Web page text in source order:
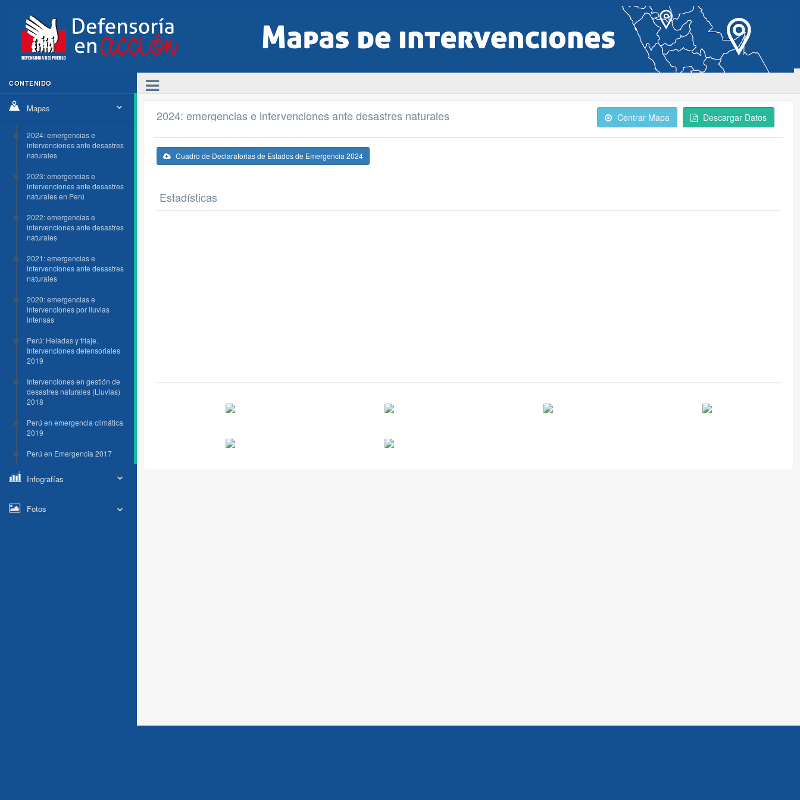
CONTENIDO
Mapas
2024: emergencias e
intervenciones ante desastres
naturales
2023: emergencias e
intervenciones ante desastres
naturales en Perú
2022: emergencias e
intervenciones ante desastres
naturales
2021: emergencias e
intervenciones ante desastres
naturales
2020: emergencias e
intervenciones por lluvias
intensas
Perú: Heladas y friaje.
Intervenciones defensoriales
2019
Intervenciones en gestión de
desastres naturales (Lluvias)
2018
Perú en emergencia climática
2019
Perú en Emergencia 2017
Infografías
Fotos
2024: emergencias e intervenciones ante desastres naturales Centrar Mapa Descargar Datos
Cuadro de Declaratorias de Estados de Emergencia 2024
Estadísticas